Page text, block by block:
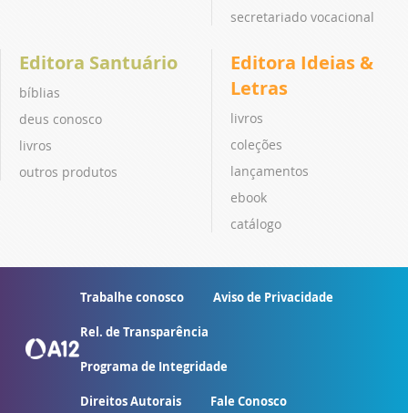
secretariado vocacional
Editora Santuário
bíblias
deus conosco
livros
outros produtos
Editora Ideias &
Letras
livros
coleções
lançamentos
ebook
catálogo
Trabalhe conosco Aviso de Privacidade
Rel. de Transparência
Programa de Integridade
Direitos Autorais Fale Conosco